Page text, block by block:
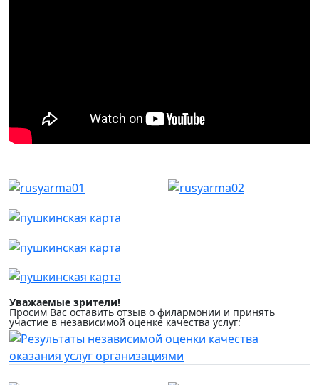
Уважаемые зрители!
Просим Вас оставить отзыв о филармонии и принять
участие в независимой оценке качества услуг: